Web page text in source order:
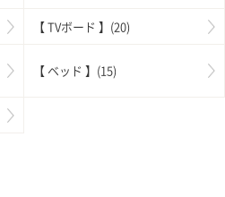
【 TVボード 】(20)
【 ベッド 】(15)